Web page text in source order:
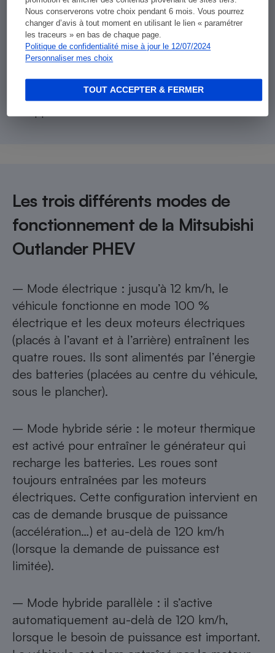
Nous conserverons votre choix pendant 6 mois. Vous pourrez
changer d’avis à tout moment en utilisant le lien « paramétrer
les traceurs » en bas de chaque page.
Politique de confidentialité mise à jour le 12/07/2024
Personnaliser mes choix
TOUT ACCEPTER & FERMER
Prix
Les trois différents modes de
fonctionnement de la Mitsubishi
Outlander PHEV
– Mode électrique : jusqu’à 12 km/h, le
véhicule fonctionne en mode 100 %
électrique et les deux moteurs électriques
(placés à l’avant et à l’arrière) entraînent les
quatre roues. Ils sont alimentés par l’énergie
des batteries (placées au centre du véhicule,
sous le plancher).
– Mode hybride série : le moteur thermique
est activé pour entraîner le générateur qui
recharge les batteries. Les roues sont
toujours entraînées par les moteurs
électriques. Cette configuration intervient en
cas de demande brusque de puissance
(accélération…) et au-delà de 120 km/h
(lorsque la demande de puissance est
limitée).
– Mode hybride parallèle : il s’active
automatiquement au-delà de 120 km/h,
lorsque le besoin de puissance est important.